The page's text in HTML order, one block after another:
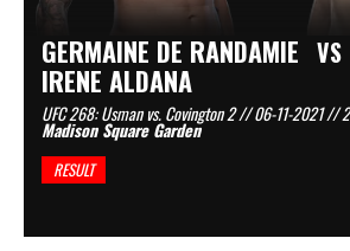
GERMAINE DE RANDAMIE VS
IRENE ALDANA
UFC 268: Usman vs. Covington 2 // 06-11-2021 //
Madison Square Garden
RESULT